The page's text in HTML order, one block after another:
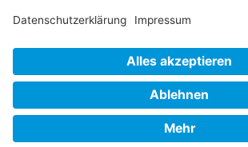
NACH OBEN
Datenschutz Netiquette FAQ